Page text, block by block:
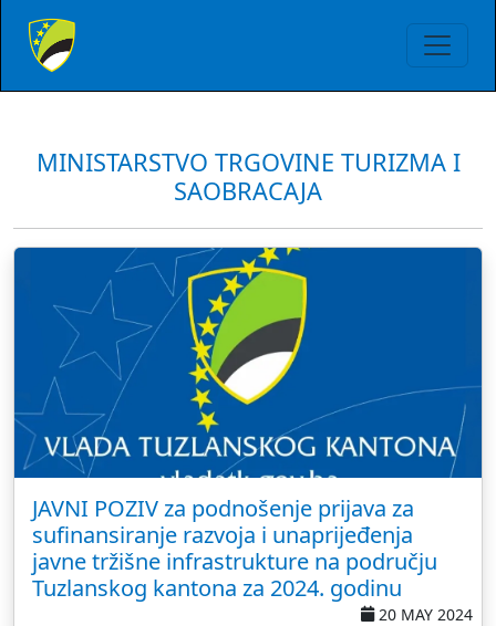
MINISTARSTVO TRGOVINE TURIZMA I
SAOBRACAJA
JAVNI POZIV za podnošenje prijava za
sufinansiranje razvoja i unaprijeđenja
javne tržišne infrastrukture na području
Tuzlanskog kantona za 2024. godinu
20 MAY 2024